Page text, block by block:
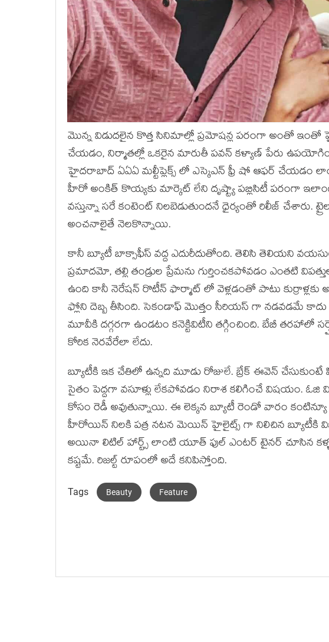
మొన్న విడుదలైన కొత్త సినిమాల్లో ప్రమోషన్ల పరంగా అంతో ఇంతో
చేయడం, నిర్మాతల్లో ఒకరైన మారుతీ పవన్ కళ్యాణ్ పేరు ఉపయోగించి
హైదరాబాద్ ఏఏఏ మల్టీప్లెక్స్ లో ఎస్కెఎన్ ఫ్రీ షో ఆఫర్
హీరో అంకిత్ కొయ్యకు మార్కెట్ లేని దృష్ట్యా పబ్లిసిటీ పరంగా
వస్తున్నా సరే కంటెంట్ నిలబెడుతుందనే ధైర్యంతో రిలీజ్
అంచనాలైతే నెలకొన్నాయి.
కానీ బ్యూటీ బాక్సాఫీస్ వద్ద ఎదురీదుతోంది. తెలిసి తెలియని
ప్రమాదమో, తల్లి తండ్రుల ప్రేమను గుర్తించకపోవడం ఎంతటి
ఉంది కానీ నెరేషన్ రొటీన్ ఫార్మాట్ లో వెళ్లడంతో పాటు
ఫ్లోని దెబ్బ తీసింది. సెకండాఫ్ మొత్తం సీరియస్ గా నడవడమే కాదు
మూవీకి దగ్గరగా ఉండటం కనెక్టివిటీని తగ్గించింది. బేబీ తరహాలో
కోరిక నెరవేరేలా లేదు.
బ్యూటీకి ఇక చేతిలో ఉన్నది మూడు రోజులే. బ్రేక్ ఈవెన్
సైతం పెద్దగా వసూళ్లు లేకపోవడం నిరాశ కలిగించే విషయం. ఓజి
కోసం రెడీ అవుతున్నాయి. ఈ లెక్కన బ్యూటీ రెండో వారం
హీరోయిన్ నిలకి పత్ర నటన మెయిన్ హైలైట్స్ గా నిలిచిన బ్యూటీకి
అయినా లిటిల్ హార్ట్స్ లాంటి యూత్ ఫుల్ ఎంటర్ టైనర్ చూసిన
కష్టమే. రిజల్ట్ రూపంలో అదే కనిపిస్తోంది.
Tags Beauty Feature